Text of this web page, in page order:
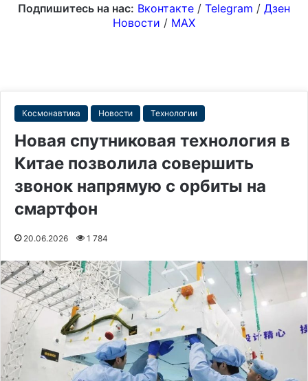
Подпишитесь на нас: Вконтакте / Telegram / Дзен
Новости / MAX